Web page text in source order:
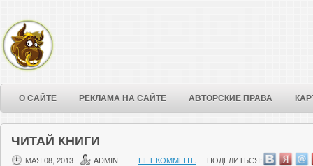
О САЙТЕ РЕКЛАМА НА САЙТЕ АВТОРСКИЕ ПРАВА
ЧИТАЙ КНИГИ
МАЯ 08, 2013 ADMIN НЕТ КОММЕНТ. ПОДЕЛИТЬСЯ: